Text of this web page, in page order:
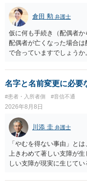
倉田 勲 弁護士
仮に何も手続き（配偶者か
配偶者が亡くなった場合
で合っていますでしょう
完全に所有する場合は、
償金の支払いが必要になり
名字と名前変更に必要
#患者・入所者側 #音信不通
2026年8月8日
川添 圭 弁護士
「やむを得ない事由」と
上きわめて著しい支障が
しい支障が現実に生じて
できるかどうかがポイン